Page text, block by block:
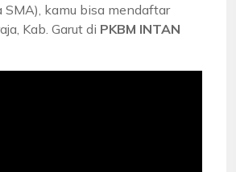
SMA), kamu bisa mendaftar
Kab. Garut di PKBM INTAN